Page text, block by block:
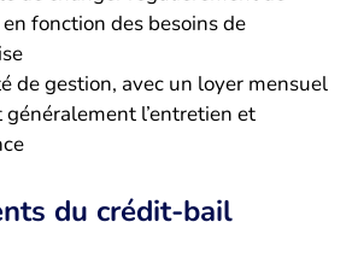
fonction des besoins de
de gestion, avec un loyer mensuel
l’entretien et
du crédit-bail